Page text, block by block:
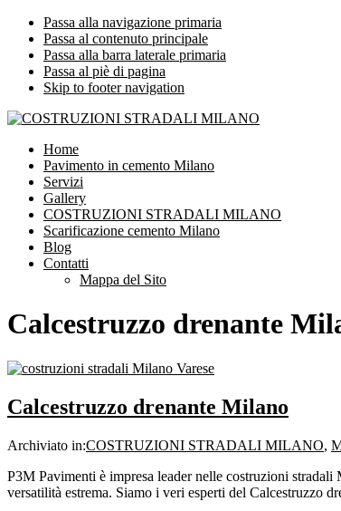
Passa alla navigazione primaria
Passa al contenuto principale
Passa alla barra laterale primaria
Passa al piè di pagina
Skip to footer navigation
COSTRUZIONI STRADALI MILANO
Impresa leader nelle costruzioni stradali Milano
Home
Pavimento in cemento Milano
Servizi
Gallery
COSTRUZIONI STRADALI MILANO
Scarificazione cemento Milano
Blog
Contatti
Mappa del Sito
Calcestruzzo drenante
Calcestruzzo drenante Milano
Archiviato in:COSTRUZIONI STRADALI MILANO,
P3M Pavimenti è impresa leader nelle costruzioni
versatilità estrema. Siamo i veri esperti del Calcestruzzo